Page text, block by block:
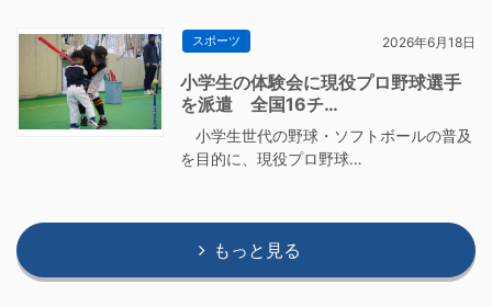
スポーツ 2026年6月18日
小学生の体験会に現役プロ野球選手
を派遣 全国16チ…
小学生世代の野球・ソフトボールの普及
を目的に、現役プロ野球…
もっと見る